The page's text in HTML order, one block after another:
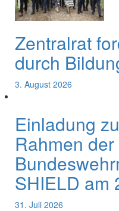
Zentralrat
durch
3. August 2026
Einladung
Rahmen der
SHIELD am
31. Juli 2026